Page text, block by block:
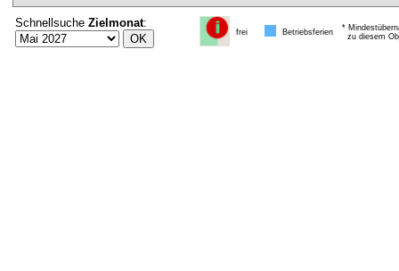
Schnellsuche Zielmonat:
frei Betriebsferien
*
zu diesem